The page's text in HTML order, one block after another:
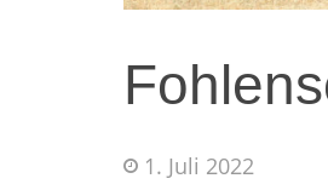
1. Juli 2022